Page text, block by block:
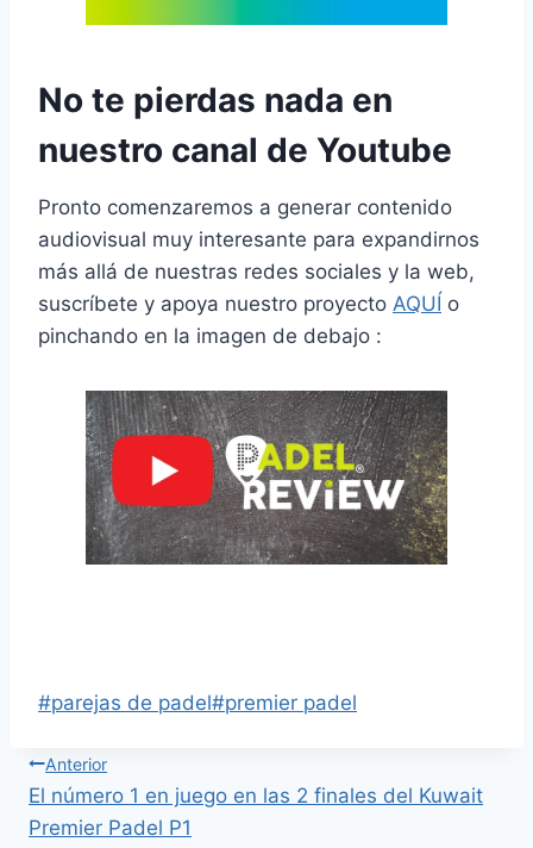
No te pierdas nada en
nuestro canal de Youtube
Pronto comenzaremos a generar contenido
audiovisual muy interesante para expandirnos
más allá de nuestras redes sociales y la web,
suscríbete y apoya nuestro proyecto AQUÍ o
pinchando en la imagen de debajo :
#parejas de padel#premier padel
Anterior
El número 1 en juego en las 2 finales del Kuwait
Premier Padel P1